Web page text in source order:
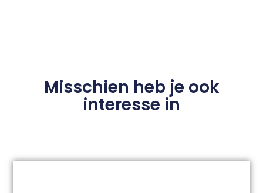
Misschien heb je ook
interesse in